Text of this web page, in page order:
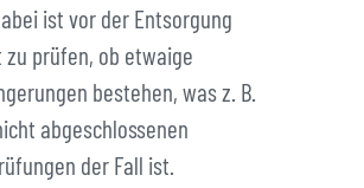
Portalzugang
Info-Center
ist vor der Entsorgung
zu prüfen, ob etwaige
bestehen, was z. B.
abgeschlossenen
der Fall ist.